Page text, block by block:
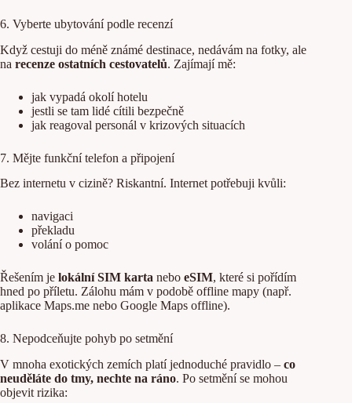
6. Vyberte ubytování podle recenzí
Když cestuji do méně známé destinace, nedávám na fotky, ale
na recenze ostatních cestovatelů. Zajímají mě:
jak vypadá okolí hotelu
jestli se tam lidé cítili bezpečně
jak reagoval personál v krizových situacích
7. Mějte funkční telefon a připojení
Bez internetu v cizině? Riskantní. Internet potřebuji kvůli:
navigaci
překladu
volání o pomoc
Řešením je lokální SIM karta nebo eSIM, které si pořídím
hned po příletu. Zálohu mám v podobě offline mapy (např.
aplikace Maps.me nebo Google Maps offline).
8. Nepodceňujte pohyb po setmění
V mnoha exotických zemích platí jednoduché pravidlo – co
neuděláte do tmy, nechte na ráno. Po setmění se mohou
objevit rizika: